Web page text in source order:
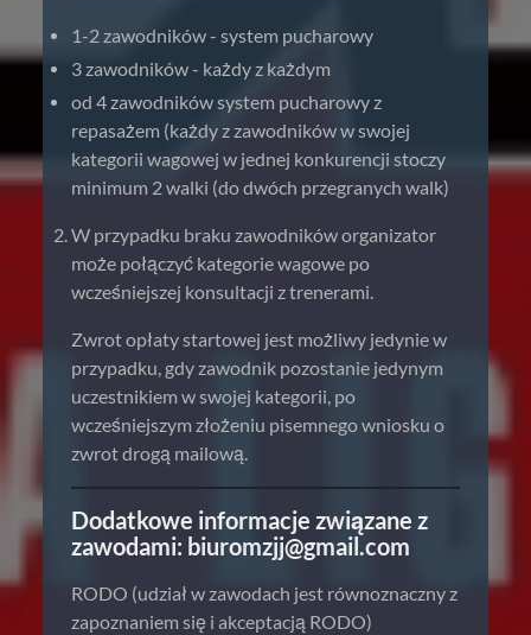
1-2 zawodników - system pucharowy
3 zawodników - każdy z każdym
od 4 zawodników system pucharowy z
repasażem (każdy z zawodników w swojej
kategorii wagowej w jednej konkurencji stoczy
minimum 2 walki (do dwóch przegranych walk)
W przypadku braku zawodników organizator
może połączyć kategorie wagowe po
wcześniejszej konsultacji z trenerami.
Zwrot opłaty startowej jest możliwy jedynie w
przypadku, gdy zawodnik pozostanie jedynym
uczestnikiem w swojej kategorii, po
wcześniejszym złożeniu pisemnego wniosku o
zwrot drogą mailową.
Dodatkowe informacje związane z
zawodami: biuromzjj@gmail.com
RODO (udział w zawodach jest równoznaczny z
zapoznaniem się i akceptacją RODO)